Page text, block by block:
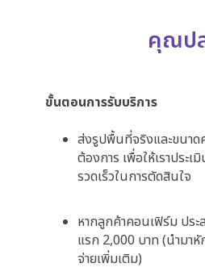
คุณป
ขั้นตอนการรับบริการ
ส่งรูปพื้นที่จริงและขนา
ต้องการ เพื่อให้เราประเ
รวดเร็วในการตัดสินใจ
หากลูกค้าคอนเฟิร์ม ปร
แรก 2,000 บาท (นำมาหั
จ่ายเพิ่มเติม)